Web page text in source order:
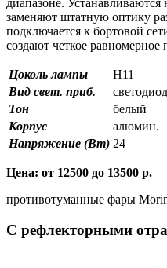
заменяют штатную оптику
подключается к бортовой
создают четкое равномерное
Цоколь лампы
H11
Вид свет. приб.
Тон
белый
Корпус
алюмин.
Напряжение (Вт) 24
Цена: от 12500 до 13500 р.
противотуманные фары
С рефлекторными